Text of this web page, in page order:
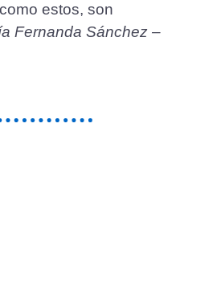
estos, son
Fernanda Sánchez –